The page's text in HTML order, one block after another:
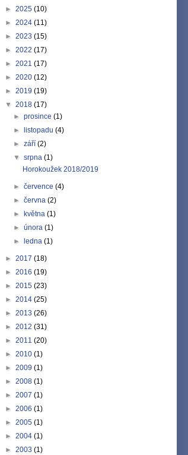
► 2025 (10)
► 2024 (11)
► 2023 (15)
► 2022 (17)
► 2021 (17)
► 2020 (12)
► 2019 (19)
▼ 2018 (17)
►prosince(1)
►listopadu(4)
►září(2)
▼srpna(1)
Horokoužek 2018/2019
►července(4)
►června(2)
►května(1)
►února(1)
►ledna(1)
► 2017 (18)
► 2016 (19)
► 2015 (23)
► 2014 (25)
► 2013 (26)
► 2012 (31)
► 2011 (20)
► 2010 (1)
► 2009 (1)
► 2008 (1)
► 2007 (1)
► 2006 (1)
► 2005 (1)
► 2004 (1)
► 2003 (1)